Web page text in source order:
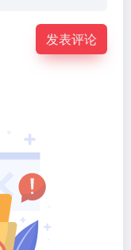
发表评论